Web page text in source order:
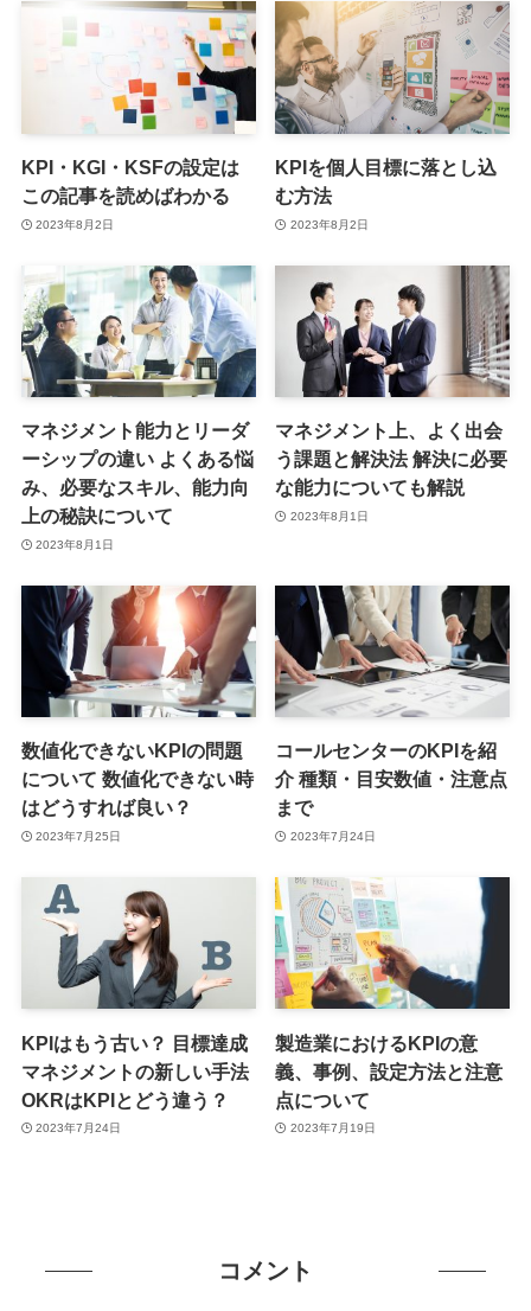
KPI・KGI・KSFの設定は
この記事を読めばわかる
2023年8月2日
KPIを個人目標に落とし込
む方法
2023年8月2日
マネジメント能力とリーダ
ーシップの違い よくある悩
み、必要なスキル、能力向
上の秘訣について
2023年8月1日
マネジメント上、よく出会
う課題と解決法 解決に必要
な能力についても解説
2023年8月1日
数値化できないKPIの問題
について 数値化できない時
はどうすれば良い？
2023年7月25日
コールセンターのKPIを紹
介 種類・目安数値・注意点
まで
2023年7月24日
KPIはもう古い？ 目標達成
マネジメントの新しい手法
OKRはKPIとどう違う？
2023年7月24日
製造業におけるKPIの意
義、事例、設定方法と注意
点について
2023年7月19日
コメント